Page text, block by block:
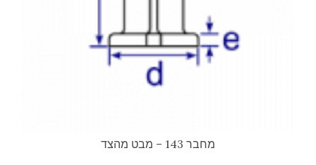
מחבר 143 – מבט מהצד